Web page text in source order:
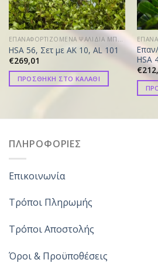
ΕΠΑΝΑΦΟΡΤΙΖΟΜΕΝΑ ΨΑΛΙΔΙΑ ΜΠΟΡΝΤΟΥΡΑΣ
HSA 56, Σετ με AK 10, AL 101
€269,01
ΠΡΟΣΘΗΚΗ ΣΤΟ ΚΑΛΑΘΙ
HSA
€
ΠΛΗΡΟΦΟΡΙΕΣ
Επικοινωνία
Τρόποι Πληρωμής
Τρόποι Αποστολής
Όροι & Προϋποθέσεις